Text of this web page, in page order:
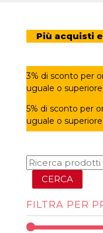
Più acquisti
3% di sconto per
uguale o
5% di sconto per
uguale o
CERCA
FILTRA PER